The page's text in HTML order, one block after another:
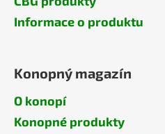
Informace o produktu
Konopný magazín
O konopí
Konopné produkty